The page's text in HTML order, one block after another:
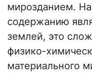
мирозданием.
содержанию
землей, это
физико-
материального